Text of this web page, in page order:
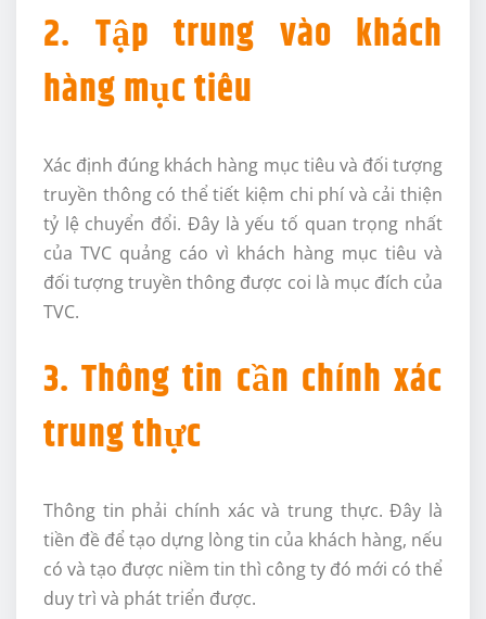
2. Tập trung vào khách
hàng mục tiêu
Xác định đúng khách hàng mục tiêu và đối tượng
truyền thông có thể tiết kiệm chi phí và cải thiện
tỷ lệ chuyển đổi. Đây là yếu tố quan trọng nhất
của TVC quảng cáo vì khách hàng mục tiêu và
đối tượng truyền thông được coi là mục đích của
TVC.
3. Thông tin cần chính xác
trung thực
Thông tin phải chính xác và trung thực. Đây là
tiền đề để tạo dựng lòng tin của khách hàng, nếu
có và tạo được niềm tin thì công ty đó mới có thể
duy trì và phát triển được.